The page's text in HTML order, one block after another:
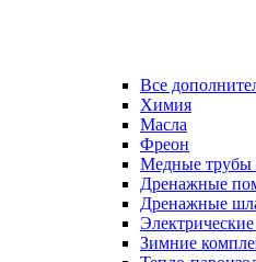
Все
Химия
Масла
Фреон
Медные трубы
Дренажные
Дренажные
Зимние